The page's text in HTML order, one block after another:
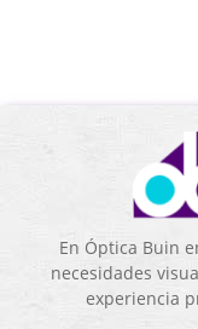
En Óptica Buin
necesidades
experiencia